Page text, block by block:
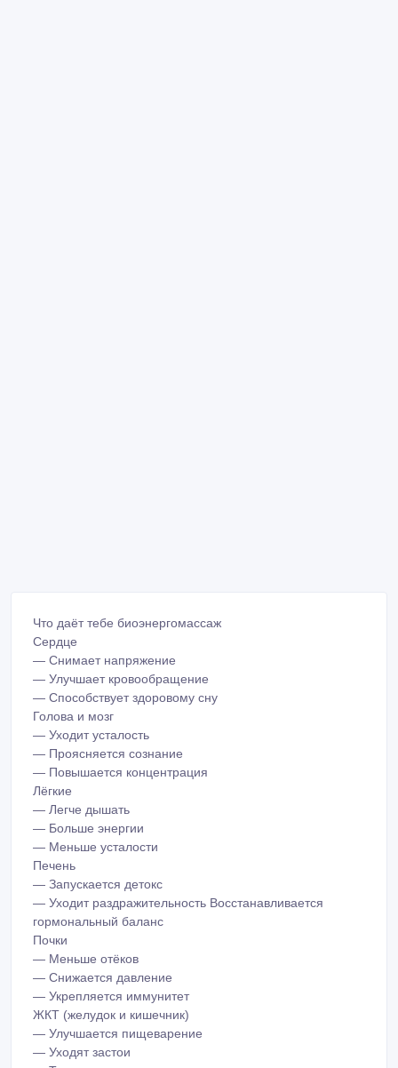
Что даёт тебе биоэнергомассаж
Сердце
— Снимает напряжение
— Улучшает кровообращение
— Способствует здоровому сну
Голова и мозг
— Уходит усталость
— Проясняется сознание
— Повышается концентрация
Лёгкие
— Легче дышать
— Больше энергии
— Меньше усталости
Печень
— Запускается детокс
— Уходит раздражительность Восстанавливается
гормональный баланс
Почки
— Меньше отёков
— Снижается давление
— Укрепляется иммунитет
ЖКТ (желудок и кишечник)
— Улучшается пищеварение
— Уходят застои